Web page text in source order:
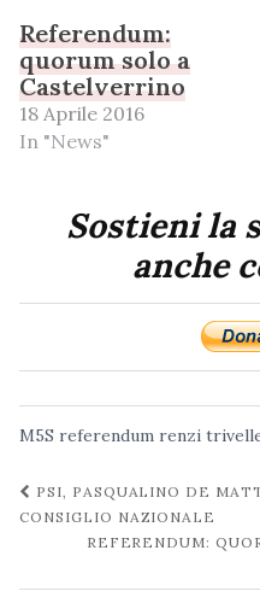
Referendum:
quorum solo a
Castelverrino
18 Aprile 2016
In "News"
Sostieni la
anche
M5S referendum renzi
Navigazione
post
PSI, PASQUALINO DE
CONSIGLIO NAZIONALE
REFERENDUM: